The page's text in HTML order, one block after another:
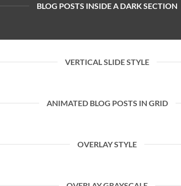
BLOG POSTS INSIDE A DARK SECTION
VERTICAL SLIDE STYLE
ANIMATED BLOG POSTS IN GRID
OVERLAY STYLE